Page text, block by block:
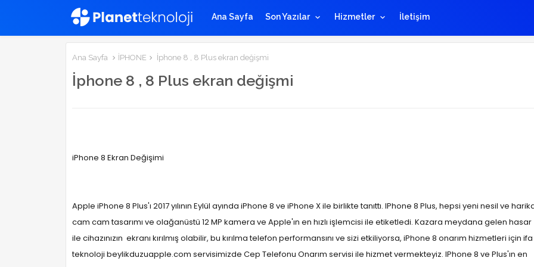
Ana Sayfa Son Yazılar Hizmetler İletişim
Ana Sayfa İPHONE İphone 8 , 8 Plus ekran değişmi
İphone 8 , 8 Plus ekran değişmi
iPhone 8 Ekran Değişimi
Apple iPhone 8 Plus'ı 2017 yılının Eylül ayında iPhone 8 ve iPhone X ile birlikte tanıttı. IPhone 8 Plus, hepsi yeni nesil ve
cam cam tasarımı ve olağanüstü 12 MP kamera ve Apple'ın en hızlı işlemcisi ile etiketledi. Kazara meydana gelen hasar
ile cihazınızın ekranı kırılmış olabilir, bu kırılma telefon performansını ve sizi etkiliyorsa, iPhone 8 onarım hizmetleri için ifa
teknoloji beylikduzuapple.com servisimizde Cep Telefonu Onarım servisi ile hizmet vermekteyiz. IPhone 8 ve Plus'ın en